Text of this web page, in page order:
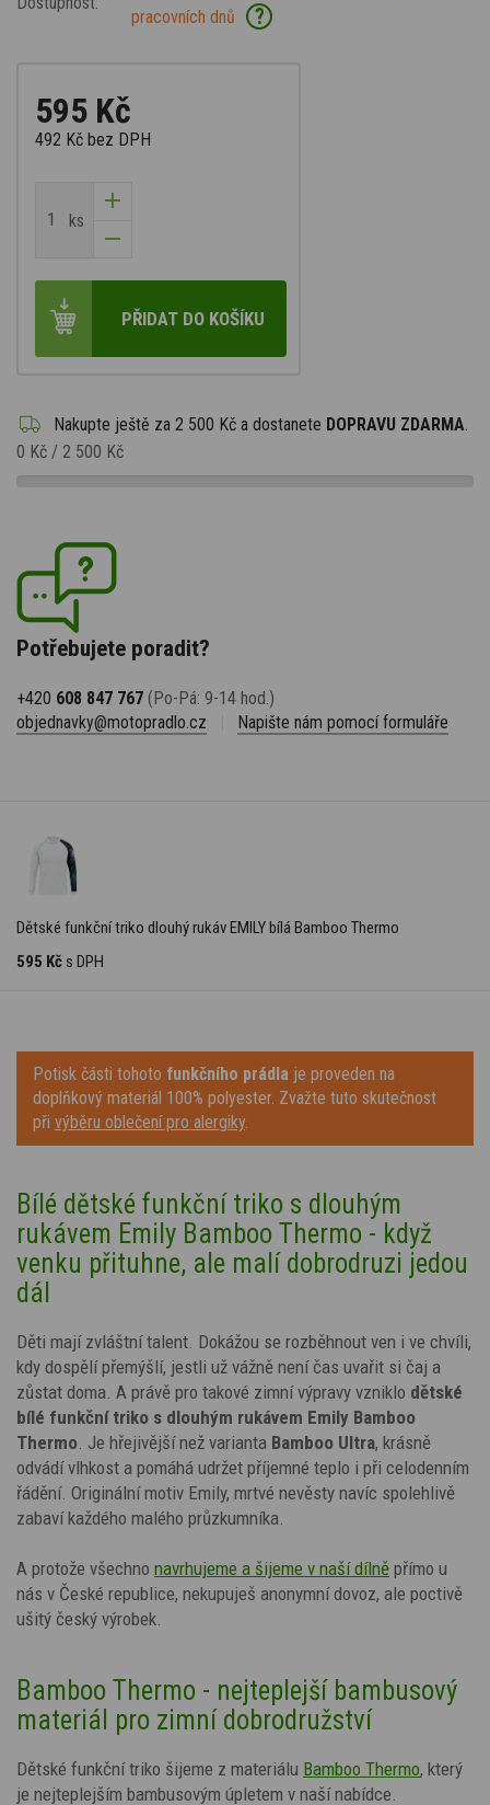
pracovních dnů
?
595 Kč
492 Kč bez DPH
ks
PŘIDAT DO KOŠÍKU
Nakupte ještě za 2 500 Kč a dostanete DOPRAVU ZDARMA
0 Kč / 2 500 Kč
Potřebujete poradit?
+420 608 847 767 (Po-Pá: 9-14 hod.)
objednavky@motopradlo.cz
Napište nám pomocí formuláře
Dětské funkční triko dlouhý rukáv EMILY bílá Bamboo Thermo
595 Kč s DPH
Potisk části tohoto funkčního prádla je proveden na
doplňkový materiál 100% polyester. Zvažte tuto skutečnost
při výběru oblečení pro alergiky.
Bílé dětské funkční triko s dlouhým
rukávem Emily Bamboo Thermo - když
venku přituhne, ale malí dobrodruzi jedou
dál
Děti mají zvláštní talent. Dokážou se rozběhnout ven i ve chvíli,
kdy dospělí přemýšlí, jestli už vážně není čas uvařit si čaj a
zůstat doma. A právě pro takové zimní výpravy vzniklo dětské
bílé funkční triko s dlouhým rukávem Emily Bamboo
Thermo . Je hřejivější než varianta Bamboo Ultra, krásně
odvádí vlhkost a pomáhá udržet příjemné teplo i při celodenním
řádění. Originální motiv Emily, mrtvé nevěsty navíc spolehlivě
zabaví každého malého průzkumníka.
A protože všechno navrhujeme a šijeme v naší dílně přímo u
nás v České republice, nekupuješ anonymní dovoz, ale poctivě
ušitý český výrobek.
Bamboo Thermo - nejteplejší bambusový
materiál pro zimní dobrodružství
Dětské funkční triko šijeme z materiálu Bamboo Thermo, který
je nejteplejším bambusovým úpletem v naší nabídce.